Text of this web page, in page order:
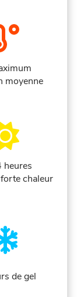
moyenne
heures
chaleur
de gel